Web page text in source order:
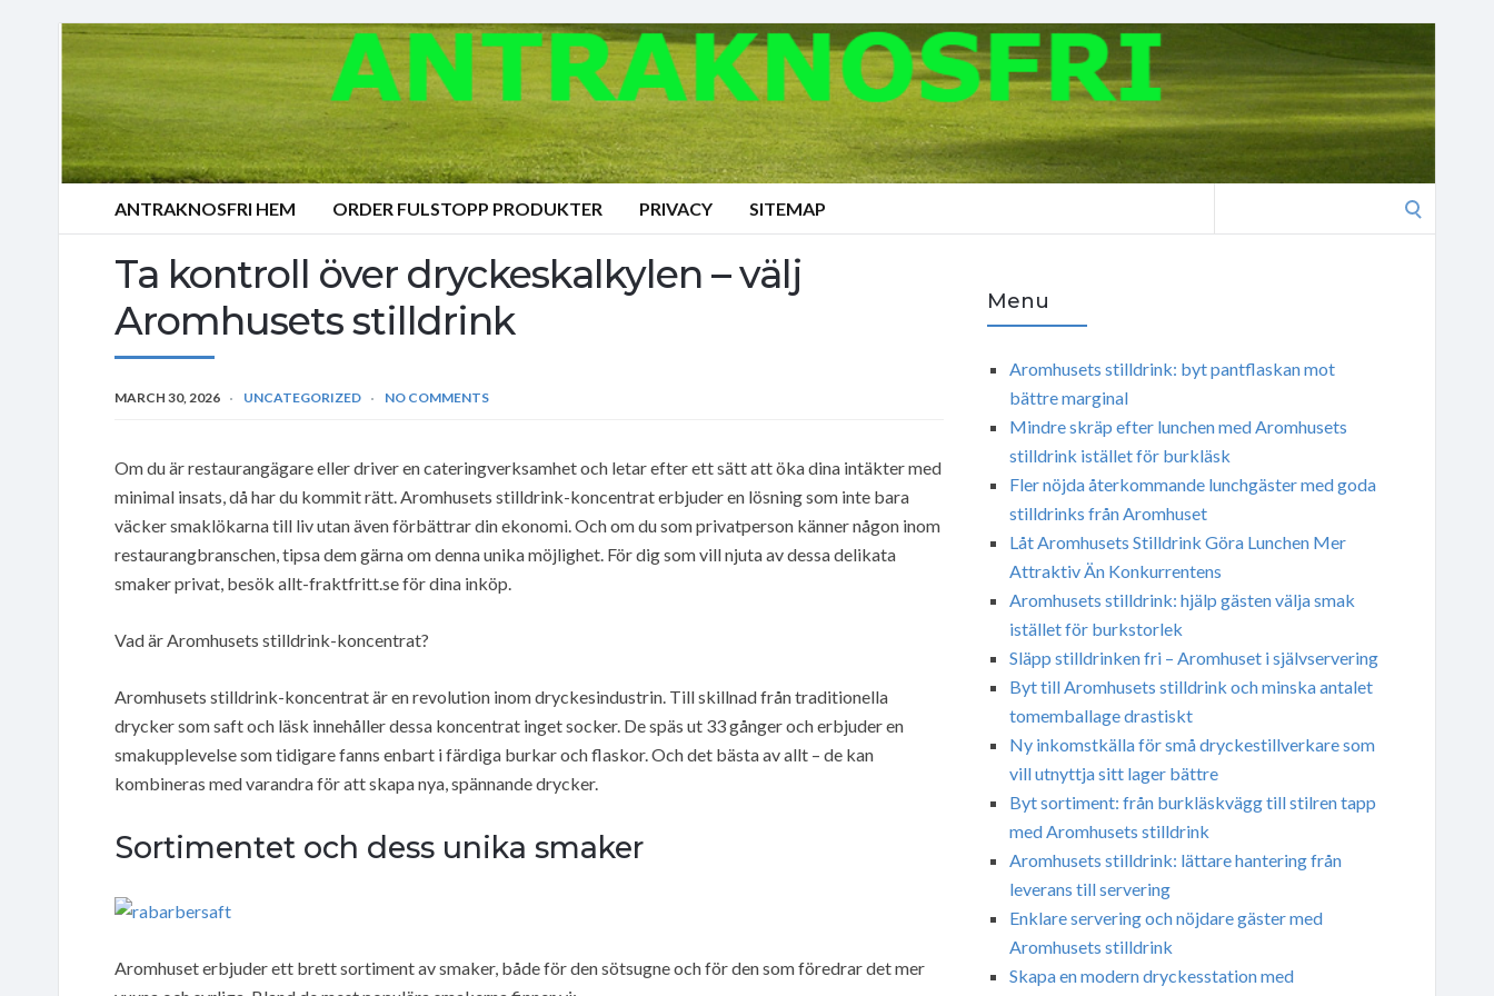
ANTRAKNOSFRI HEM ORDER FULSTOPP PRODUKTER PRIVACY SITEMAP
Ta kontroll över dryckeskalkylen – välj
Aromhusets stilldrink
MARCH 30, 2026 UNCATEGORIZED NO COMMENTS
Om du är restaurangägare eller driver en cateringverksamhet och letar efter ett sätt att öka dina intäkter med
minimal insats, då har du kommit rätt. Aromhusets stilldrink-koncentrat erbjuder en lösning som inte bara
väcker smaklökarna till liv utan även förbättrar din ekonomi. Och om du som privatperson känner någon inom
restaurangbranschen, tipsa dem gärna om denna unika möjlighet. För dig som vill njuta av dessa delikata
smaker privat, besök allt-fraktfritt.se för dina inköp.
Vad är Aromhusets stilldrink-koncentrat?
Aromhusets stilldrink-koncentrat är en revolution inom dryckesindustrin. Till skillnad från traditionella
drycker som saft och läsk innehåller dessa koncentrat inget socker. De späs ut 33 gånger och erbjuder en
smakupplevelse som tidigare fanns enbart i färdiga burkar och flaskor. Och det bästa av allt – de kan
kombineras med varandra för att skapa nya, spännande drycker.
Sortimentet och dess unika smaker
Aromhuset erbjuder ett brett sortiment av smaker, både för den sötsugne och för den som föredrar det mer
Menu
Aromhusets stilldrink: byt pantflaskan mot
bättre marginal
Mindre skräp efter lunchen med Aromhusets
stilldrink istället för burkläsk
Fler nöjda återkommande lunchgäster med goda
stilldrinks från Aromhuset
Låt Aromhusets Stilldrink Göra Lunchen Mer
Attraktiv Än Konkurrentens
Aromhusets stilldrink: hjälp gästen välja smak
istället för burkstorlek
Släpp stilldrinken fri – Aromhuset i självservering
Byt till Aromhusets stilldrink och minska antalet
tomemballage drastiskt
Ny inkomstkälla för små dryckestillverkare som
vill utnyttja sitt lager bättre
Byt sortiment: från burkläskvägg till stilren tapp
med Aromhusets stilldrink
Aromhusets stilldrink: lättare hantering från
leverans till servering
Enklare servering och nöjdare gäster med
Aromhusets stilldrink
Skapa en modern dryckesstation med